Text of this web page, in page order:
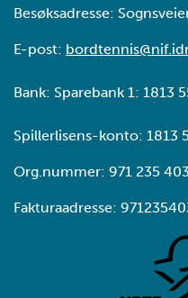
Besøksadresse:
E-post:
Bank: Sparebank 1: 1813
Spillerlisens-konto: 1813
Org.nummer: 971 235 403
Fakturaadresse: